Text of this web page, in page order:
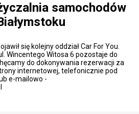
samochodów
się kolejny oddział Car For You.
Wincentego Witosa 6 pozostaje do
do dokonywania rezerwacji za
internetowej, telefonicznie pod
e-mailowo -